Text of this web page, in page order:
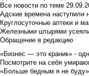
Все новости по теме
Адские времена наступили
Круглосуточные аптеки и
Железными штырями
Обращение в редакцию
«Бизнес — это краник» -
Посмотрите на себя
«Больше бедным я не